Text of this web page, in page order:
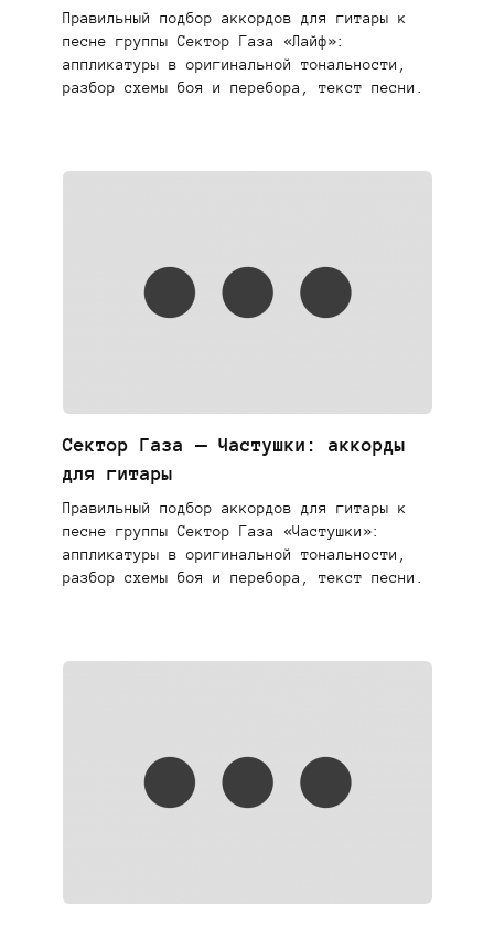
Правильный подбор аккордов для гитары к
песне группы Сектор Газа «Лайф»:
аппликатуры в оригинальной тональности,
разбор схемы боя и перебора, текст песни.
Сектор Газа — Частушки: аккорды
для гитары
Правильный подбор аккордов для гитары к
песне группы Сектор Газа «Частушки»:
аппликатуры в оригинальной тональности,
разбор схемы боя и перебора, текст песни.